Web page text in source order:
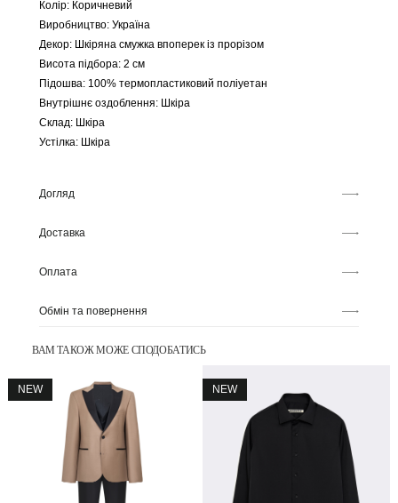
Колір: Коричневий
Виробництво: Україна
Декор: Шкіряна смужка впоперек із прорізом
Висота підбора: 2 см
Підошва: 100% термопластиковий поліуетан
Внутрішнє оздоблення: Шкіра
Склад: Шкіра
Устілка: Шкіра
Догляд
Доставка
Оплата
Обмін та повернення
ВАМ ТАКОЖ МОЖЕ СПОДОБАТИСЬ
NEW NEW